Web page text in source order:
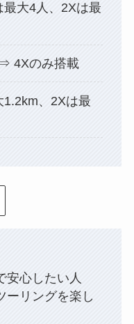
大4人、2Xは最
⇒ 4Xのみ搭載
、2Xは最
安心したい人
ーリングを楽し